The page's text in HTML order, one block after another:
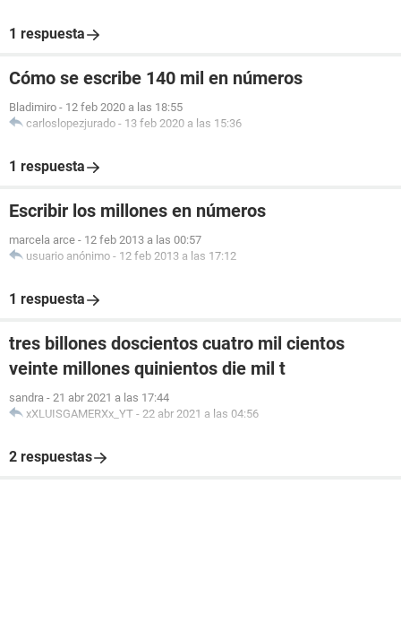
1 respuesta
Cómo se escribe 140 mil en números
Bladimiro - 12 feb 2020 a las 18:55
carloslopezjurado - 13 feb 2020 a las 15:36
1 respuesta
Escribir los millones en números
marcela arce - 12 feb 2013 a las 00:57
usuario anónimo - 12 feb 2013 a las 17:12
1 respuesta
tres billones doscientos cuatro mil cientos
veinte millones quinientos die mil t
sandra - 21 abr 2021 a las 17:44
xXLUISGAMERXx_YT - 22 abr 2021 a las 04:56
2 respuestas